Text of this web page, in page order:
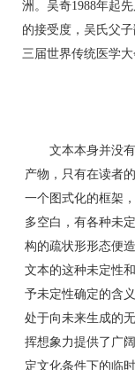
洲。吴奇1988年起
的接受度，吴氏父
三届世界传统医学大
文本本身并没有
产物，只有在读者
一个图式化的框架
多空白，有各种未
构的疏状形形态便
文本的这种未定性
予未定性确定的含
处于向未来生成的
挥想象力提供了广
定文化条件下的临